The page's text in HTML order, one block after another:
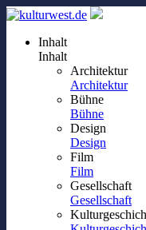
Inhalt
Inhalt
Architektur
Architektur
Bühne
Bühne
Design
Design
Film
Film
Gesellschaft
Gesellschaft